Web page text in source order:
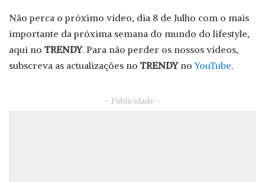
Não perca o próximo vídeo, dia 8 de Julho com o mais
importante da próxima semana do mundo do lifestyle,
aqui no TRENDY. Para não perder os nossos vídeos,
subscreva as actualizações no TRENDYnoYouTube.
– Publicidade –